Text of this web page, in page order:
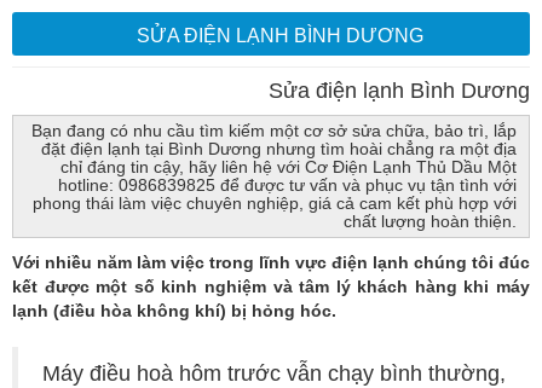
SỬA ĐIỆN LẠNH BÌNH DƯƠNG
Sửa điện lạnh Bình Dương
Bạn đang có nhu cầu tìm kiếm một cơ sở sửa chữa, bảo trì, lắp
đặt điện lạnh tại Bình Dương nhưng tìm hoài chẳng ra một địa
chỉ đáng tin cậy, hãy liên hệ với Cơ Điện Lạnh Thủ Dầu Một
hotline: 0986839825 để được tư vấn và phục vụ tận tình với
phong thái làm việc chuyên nghiệp, giá cả cam kết phù hợp với
chất lượng hoàn thiện.
Với nhiều năm làm việc trong lĩnh vực điện lạnh chúng tôi đúc
kết được một số kinh nghiệm và tâm lý khách hàng khi máy
lạnh (điều hòa không khí) bị hỏng hóc.
Máy điều hoà hôm trước vẫn chạy bình thường,